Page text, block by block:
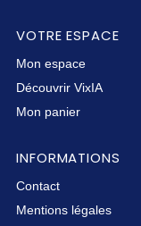
VOTRE ESPACE
Mon espace
Découvrir VixIA
Mon panier
INFORMATIONS
Contact
Mentions légales